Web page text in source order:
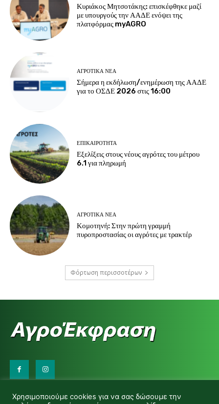
Κυριάκος Μητσοτάκης: επισκέφθηκε μαζί
με υπουργούς την ΑΑΔΕ ενόψει της
πλατφόρμας myAGRO
ΑΓΡΟΤΙΚΆ ΝΈΑ
Σήμερα η εκδήλωση/ενημέρωση της ΑΑΔΕ
για το ΟΣΔΕ 2026 στις 16:00
ΕΠΙΚΑΙΡΌΤΗΤΑ
Εξελίξεις στους νέους αγρότες του μέτρου
6.1 για πληρωμή
ΑΓΡΟΤΙΚΆ ΝΈΑ
Κομοτηνή: Στην πρώτη γραμμή
πυροπροστασίας οι αγρότες με τρακτέρ
Φόρτωση περισσοτέρων
d.makas@yahoo.gr
Χρησιμοποιούμε cookies για να σας δώσουμε την